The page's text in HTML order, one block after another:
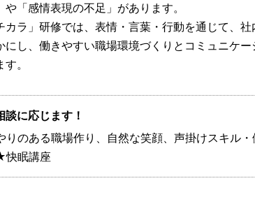
や「感情表現の不足」があります。
カラ」研修では、表情・言葉・行動を通じて、社
にし、働きやすい職場環境づくりとコミュニケー
。
談に応じます！
のある職場作り、自然な笑顔、声掛けスキル・
眠講座